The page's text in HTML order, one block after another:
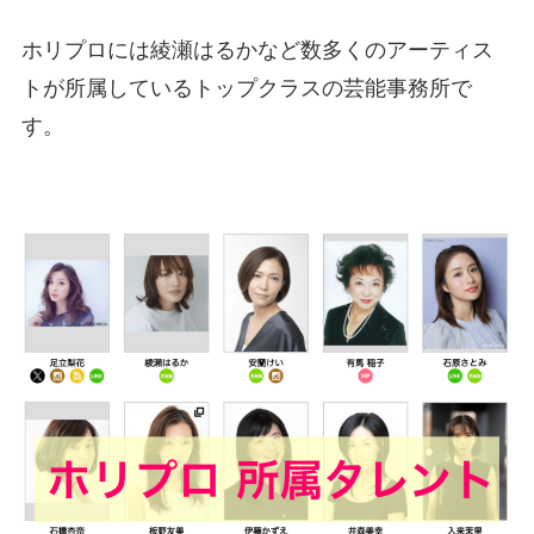
ホリプロには綾瀬はるかなど数多くのアーティス
トが所属しているトップクラスの芸能事務所で
す。